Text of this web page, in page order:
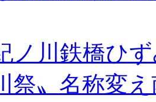
ノ川鉄橋ひ
祭〟名称変